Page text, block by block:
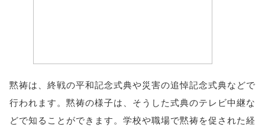
黙祷は、終戦の平和記念式典や災害の追悼記念式典などで
行われます。黙祷の様子は、そうした式典のテレビ中継な
どで知ることができます。学校や職場で黙祷を促された経